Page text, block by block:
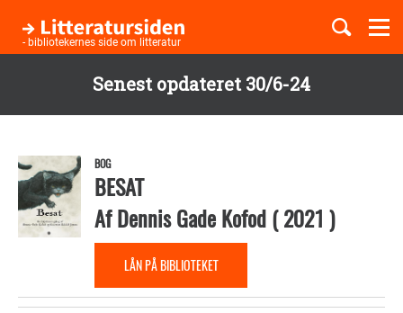
Senest opdateret 30/6-24
hovedindhold
- bibliotekernes side om litteratur
Børnebøger
Temaer
BOG
BESAT
AfDennis Gade Kofod(2021 )
LÅN PÅ BIBLIOTEKET